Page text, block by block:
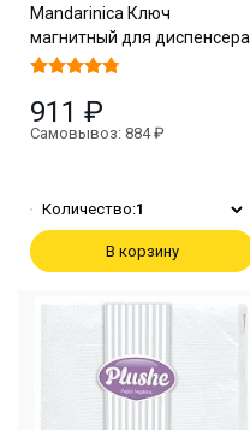
Mandarinica Ключ
магнитный для диспенсера
911 ₽
Самовывоз: 884 ₽
Количество:1
В корзину